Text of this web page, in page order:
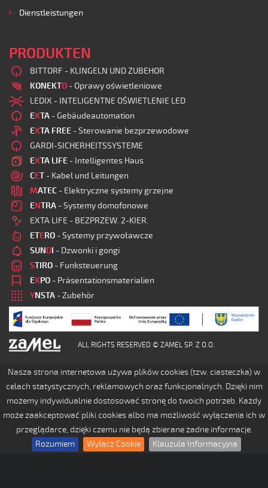
Dienstleistungen
PRODUKTEN
BITTORF - KLINGELN UND ZUBEHOR
KONEKTO - Oprawy oświetleniowe
LEDIX - INTELIGENTNE OŚWIETLENIE LED
EXTA - Gebäudeautomation
EXTA FREE - Sterowanie bezprzewodowe
GARDI-SICHERHEITSSYSTEME
EXTA LIFE - Intelligentes Haus
CET - Kabel und Leitungen
MATEC - Elektryczne systemy grzejne
ENTRA - Systemy domofonowe
EXTA LIFE - BEZPRZEW. 2-KIER.
ETERO - Systemy przywoławcze
SUNDI - Dzwonki i gongi
STIRO - Funksteuerung
EXPO - Präsentationsmaterialien
YNSTA - Zubehör
ALL RIGHTS RESERVED © ZAMEL SP. Z O.O.
Nasza strona internetowa używa plików cookies (tzw. ciasteczka) w
celach statystycznych, reklamowych oraz funkcjonalnych. Dzięki nim
możemy indywidualnie dostosować stronę do twoich potrzeb. Każdy
może zaakceptować pliki cookies albo ma możliwość wyłączenia ich w
przeglądarce, dzięki czemu nie będą zbierane żadne informacje.
Rozumiem
Wyłącz Cookie Klauzula Informacyjna